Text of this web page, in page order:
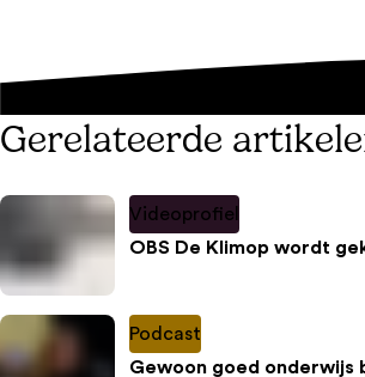
Gerelateerde
Videoprofiel
OBS De Klimop wordt
Podcast
Gewoon goed onderwijs